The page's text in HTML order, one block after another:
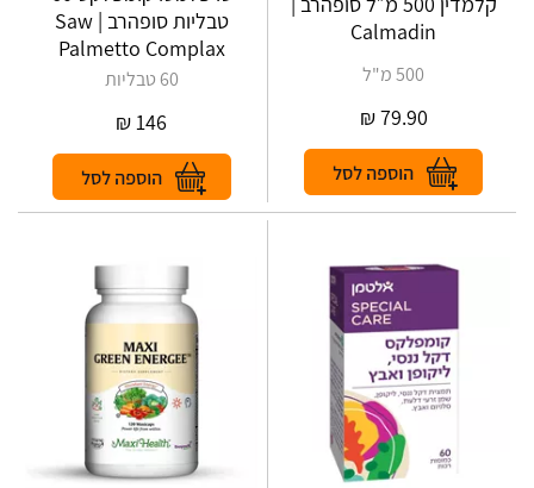
Calmadin
500 מ"ל
79.90
₪
טבליות סופהרב | Saw
Palmetto Complax
60 טבליות
146
₪